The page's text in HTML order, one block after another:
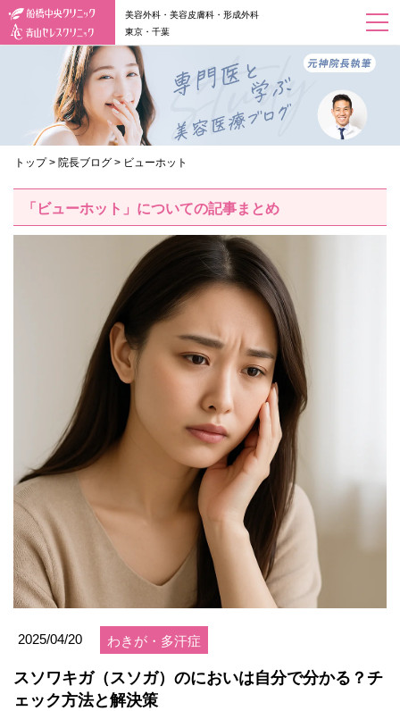
美容外科・美容皮膚科・形成外科
東京・千葉
トップ > 院長ブログ > ビューホット
「ビューホット」についての記事まとめ
2025/04/20 わきが・多汗症
スソワキガ（スソガ）のにおいは自分で分かる？チ
ェック方法と解決策